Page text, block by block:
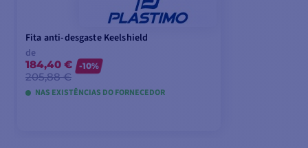
Fita anti-desgaste Keelshield
de
184,40 €
205,88 €
-10%
NAS EXISTÊNCIAS DO FORNECEDOR